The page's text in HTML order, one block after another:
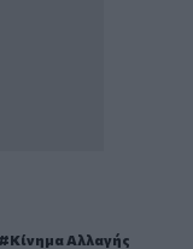
Κίνημα Αλλαγής